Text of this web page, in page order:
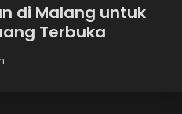
di Malang untuk
Terbuka